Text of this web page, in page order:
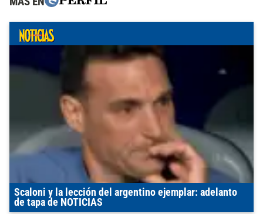
Scaloni y la lección del argentino ejemplar: adelanto
de tapa de NOTICIAS